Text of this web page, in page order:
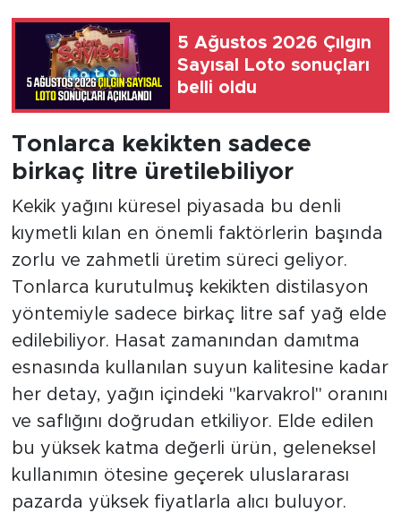
5 Ağustos 2026 Çılgın
Sayısal Loto sonuçları
belli oldu
Tonlarca kekikten sadece
birkaç litre üretilebiliyor
Kekik yağını küresel piyasada bu denli
kıymetli kılan en önemli faktörlerin başında
zorlu ve zahmetli üretim süreci geliyor.
Tonlarca kurutulmuş kekikten distilasyon
yöntemiyle sadece birkaç litre saf yağ elde
edilebiliyor. Hasat zamanından damıtma
esnasında kullanılan suyun kalitesine kadar
her detay, yağın içindeki "karvakrol" oranını
ve saflığını doğrudan etkiliyor. Elde edilen
bu yüksek katma değerli ürün, geleneksel
kullanımın ötesine geçerek uluslararası
pazarda yüksek fiyatlarla alıcı buluyor.